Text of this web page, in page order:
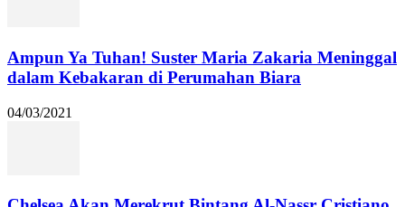
Ampun Ya Tuhan! Suster Maria Zakaria Meninggal
dalam Kebakaran di Perumahan Biara
04/03/2021